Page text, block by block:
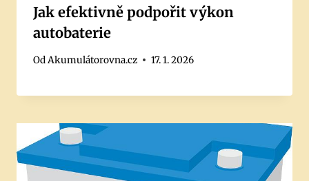
Jak efektivně podpořit výkon
autobaterie
OdAkumulátorovna.cz 17. 1. 2026